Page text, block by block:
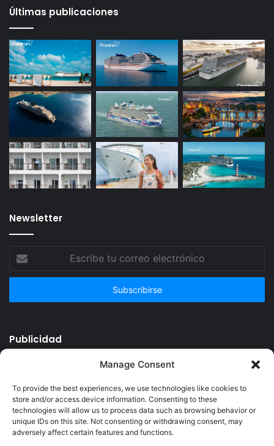
Manage Consent
To provide the best experiences, we use technologies like cookies to
store and/or access device information. Consenting to these
technologies will allow us to process data such as browsing behavior or
unique IDs on this site. Not consenting or withdrawing consent, may
adversely affect certain features and functions.
Últimas publicaciones
Newsletter
correo
Publicidad